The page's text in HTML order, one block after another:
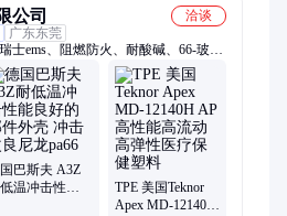
公司
洽谈
广东东莞
士ems、阻燃防火、耐酸碱、66-玻
物、原厂原包、抗冲共聚、无规共
抗紫外线、电器组件、埃克森美孚、
coc、apel-coc-apl5514ml
巴斯夫 A3Z
温冲击性能
TPE 美国Teknor
Apex MD-12140H